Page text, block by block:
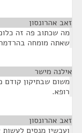
זאב אהרונסון
שאתה מומחה
אילנה מישר
משום שבתיקון קודם
רופא.
זאב אהרונסון
ועכשיו מנסים לעשות